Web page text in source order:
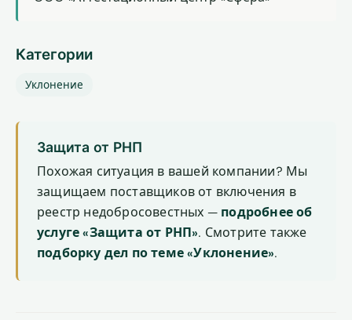
Категории
Уклонение
Защита от РНП
Похожая ситуация в вашей компании? Мы
защищаем поставщиков от включения в
реестр недобросовестных — подробнее об
услуге «Защита от РНП». Смотрите также
подборку дел по теме «Уклонение».